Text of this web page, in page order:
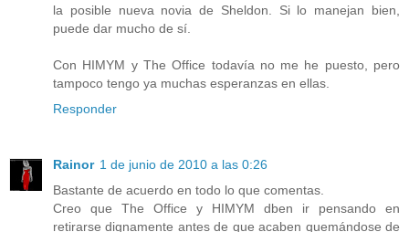
la posible nueva novia de Sheldon. Si lo manejan bien,
puede dar mucho de sí.
Con HIMYM y The Office todavía no me he puesto, pero
tampoco tengo ya muchas esperanzas en ellas.
Responder
Rainor 1 de junio de 2010 a las 0:26
Bastante de acuerdo en todo lo que comentas.
Creo que The Office y HIMYM dben ir pensando en
retirarse dignamente antes de que acaben quemándose de